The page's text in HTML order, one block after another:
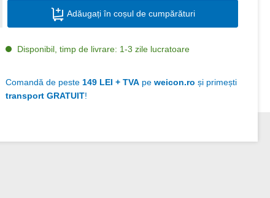
Cantitate produs: Introduceți cantitatea
Adăugați în coșul de cumpărături
Disponibil, timp de livrare: 1-3 zile lucratoare
Comandă de peste 149 LEI + TVA peweicon.ro și primești
transport GRATUIT!